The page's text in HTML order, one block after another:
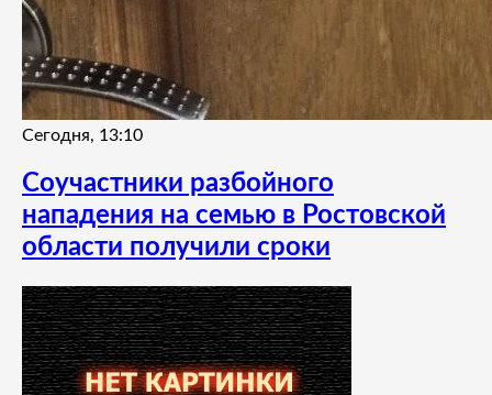
Сегодня, 13:10
Соучастники разбойного
нападения на семью в Ростовской
области получили сроки